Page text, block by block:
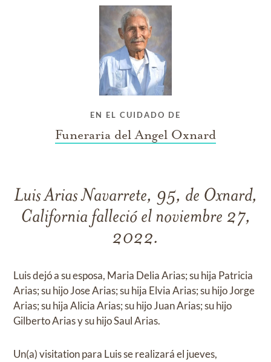
EN EL CUIDADO DE
Funeraria del Angel Oxnard
Luis Arias Navarrete, 95, de Oxnard,
California falleció el noviembre 27,
2022.
Luis dejó a su esposa, Maria Delia Arias; su hija Patricia
Arias; su hijo Jose Arias; su hija Elvia Arias; su hijo Jorge
Arias; su hija Alicia Arias; su hijo Juan Arias; su hijo
Gilberto Arias y su hijo Saul Arias.
Un(a) visitation para Luis se realizará el jueves,